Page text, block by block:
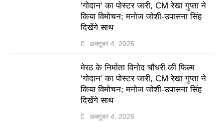
‘गोदान’ का पोस्टर जारी, CM रेखा गुप्ता ने
किया विमोचन; मनोज जोशी-उपासना सिंह
दिखेंगे साथ
अक्टूबर 4, 2025
मेरठ के निर्माता विनोद चौधरी की फिल्म
‘गोदान’ का पोस्टर जारी, CM रेखा गुप्ता ने
किया विमोचन; मनोज जोशी-उपासना सिंह
दिखेंगे साथ
अक्टूबर 4, 2025